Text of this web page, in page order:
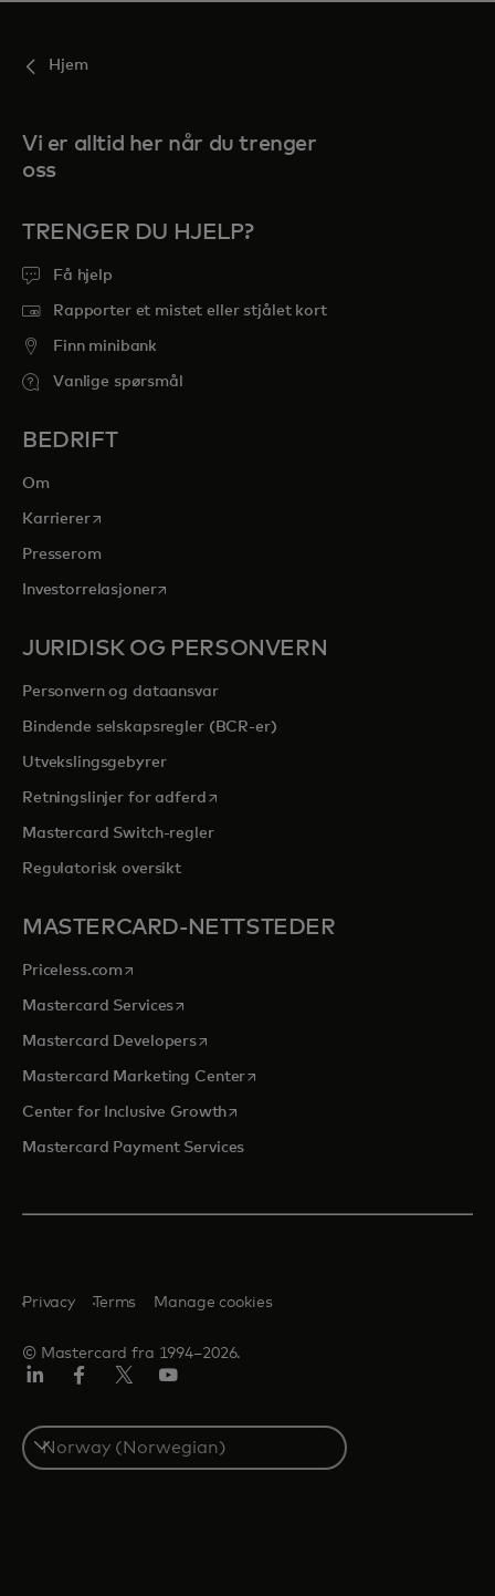
Hjem
Vi er alltid her når du trenger
oss
TRENGER DU HJELP?
Få hjelp
Rapporter et mistet eller stjålet kort
Finn minibank
Vanlige spørsmål
BEDRIFT
Om
Karriereropens in a new tab
Presserom
Investorrelasjoneropens in a new tab
JURIDISK OG PERSONVERN
Personvern og dataansvar
Bindende selskapsregler (BCR-er)
Utvekslingsgebyrer
Retningslinjer for adferdopens in a new tab
Mastercard Switch-regler
Regulatorisk oversikt
MASTERCARD-NETTSTEDER
Priceless.com opens in a new tab
Mastercard Servicesopens in a new tab
Mastercard Developersopens in a new tab
Mastercard Marketing Centeropens in a new tab
Center for Inclusive Growthopens in a new tab
Mastercard Payment Services
© Mastercard fra 1994–2026.
Privacy Terms Manage cookies
Select
a
country